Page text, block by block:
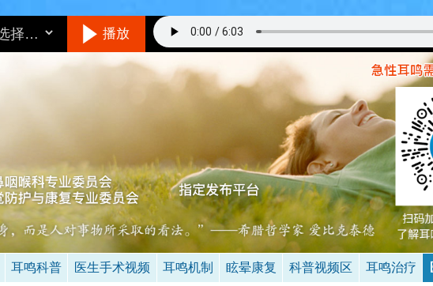
播放
听音乐的方法
在一个相对安静的地方，最好不要用插入式耳机。
与耳鸣的响度差不多，就是说你仔细听可以听到耳鸣。
不要做用脑的事情，保持全神贯注的倾听音乐，
成功的状态是当耳鸣和音乐同时存在时，你只听到了音乐的声音
（详见音乐治疗）。
时间：3次/天（睡前一次最重要），多于30分钟/次，1-3个月。
耳鸣科普 医生手术视频 耳鸣机制 眩晕康复 科普视频区 耳鸣治疗